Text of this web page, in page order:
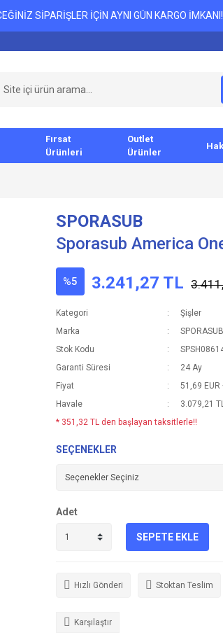
SİPARİŞLER İÇİN AYNI GÜN KARGO İMKANI!
Fırsat
Ürünleri
Outlet
Ürünler
SPORASUB
Sporasub America
%5 3.241,27 TL
Kategori
Şişler
Marka
SPORASUB
Stok Kodu
Garanti Süresi
24 Ay
Fiyat
51,69 EUR
Havale
3.079,21
* 351,32 TL den başlayan taksitlerle!!
SEÇENEKLER
Adet
SEPETE EKLE
Hızlı Gönderi Stoktan Teslim
Karşılaştır